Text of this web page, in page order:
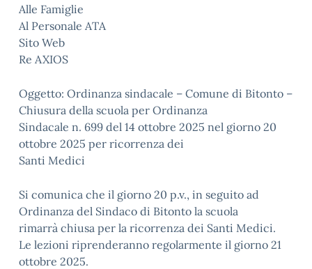
Alle Famiglie
Al Personale ATA
Sito Web
Re AXIOS
Oggetto: Ordinanza sindacale – Comune di Bitonto –
Chiusura della scuola per Ordinanza
Sindacale n. 699 del 14 ottobre 2025 nel giorno 20
ottobre 2025 per ricorrenza dei
Santi Medici
Si comunica che il giorno 20 p.v., in seguito ad
Ordinanza del Sindaco di Bitonto la scuola
rimarrà chiusa per la ricorrenza dei Santi Medici.
Le lezioni riprenderanno regolarmente il giorno 21
ottobre 2025.